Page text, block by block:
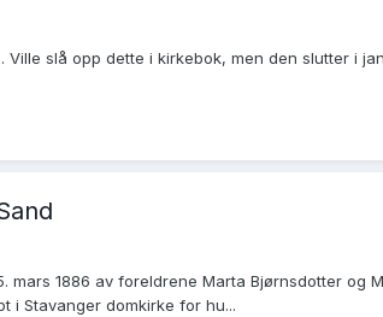
slå opp dette i kirkebok, men den slutter i
1886 av foreldrene Marta Bjørnsdotter og
i Stavanger domkirke for hu...